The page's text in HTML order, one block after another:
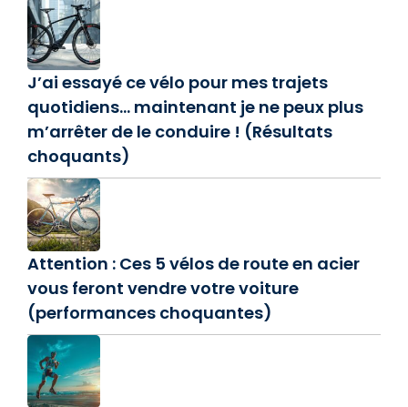
J’ai essayé ce vélo pour mes trajets
quotidiens… maintenant je ne peux plus
m’arrêter de le conduire ! (Résultats
choquants)
Attention : Ces 5 vélos de route en acier
vous feront vendre votre voiture
(performances choquantes)